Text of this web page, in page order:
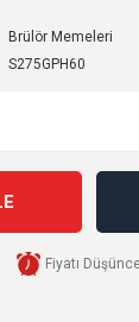
Brülör Memeleri
S275GPH60
Fiyatı